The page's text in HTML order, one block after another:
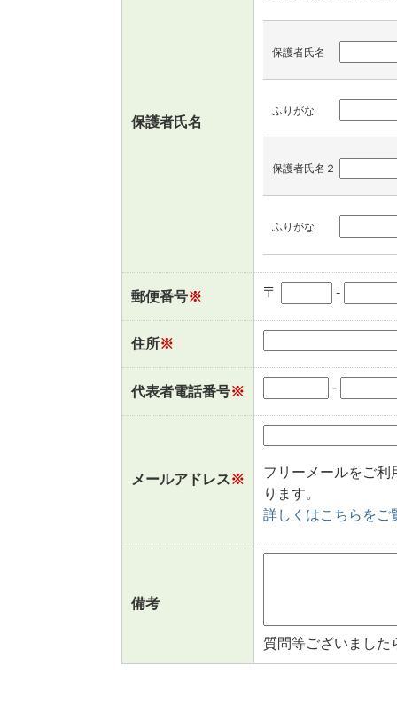
保護者氏名
保護者氏名
ふりがな
保護者氏名２
ふりがな
郵便番号※ 〒 -
住所※
代表者電話番号※ -
メールアドレス※
フリーメールをご利
ります。
詳しくはこちらをご
備考
質問等ございました